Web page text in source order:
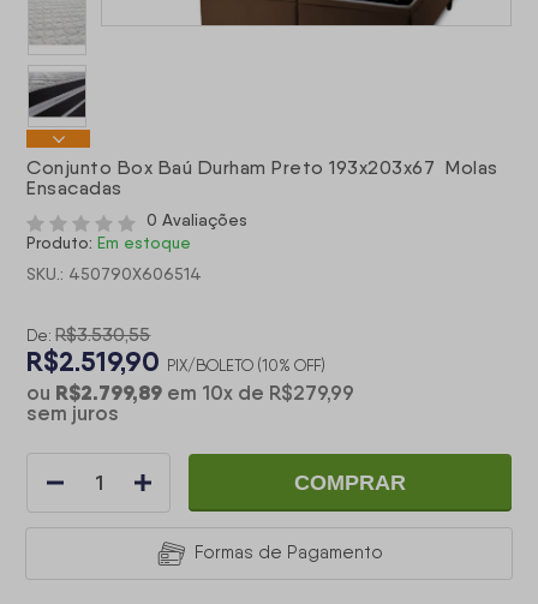
Conjunto Box Baú Durham Preto 193x203x67 Molas
Ensacadas
0 Avaliações
Produto: Em estoque
SKU.: 450790X606514
De: R$3.530,55
R$2.519,90 PIX/BOLETO (10% OFF)
ou R$2.799,89 em 10x de R$279,99
sem juros
COMPRAR
Formas de Pagamento